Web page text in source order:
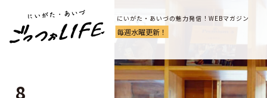
にいがた・あいづの魅力発信！WEBマガジン
毎週水曜更新！
8